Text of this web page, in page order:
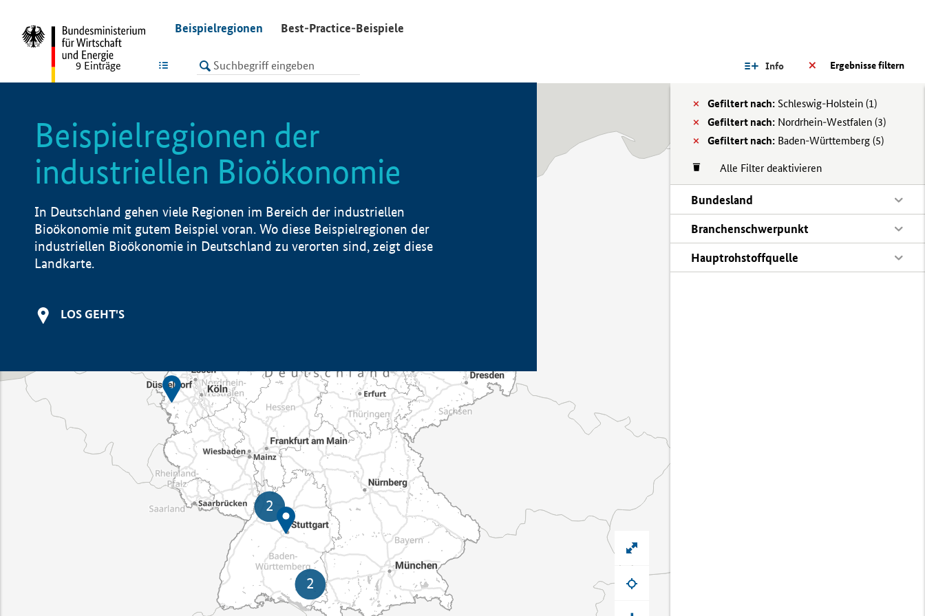
Beispielregionen Best-Practice-Beispiele
LISTE Ergebnisse filtern
Info
Gefiltert nach: Schleswig-Holstein (1)
Gefiltert nach: Nordrhein-Westfalen (3)
Gefiltert nach: Baden-Württemberg (5)
Alle Filter deaktivieren
Bundesland
Branchenschwerpunkt
Hauptrohstoffquelle
9 Einträge
Beispielregionen der
industriellen Bioökonomie
In Deutschland gehen viele Regionen im Bereich der industriellen
Bioökonomie mit gutem Beispiel voran. Wo diese Beispielregionen der
industriellen Bioökonomie in Deutschland zu verorten sind, zeigt diese
Landkarte.
LOS GEHT'S